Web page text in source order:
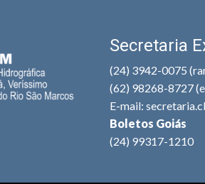
Secretaria
(24) 3942-0075
(62) 98268-8727
E-mail:
Boletos Goiás
(24) 99317-1210